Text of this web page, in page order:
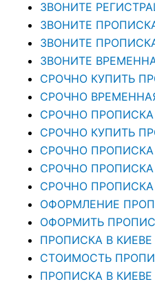
ЗВОНИТЕ
ЗВОНИТЕ
ЗВОНИТЕ
ЗВОНИТЕ
СРОЧНО КУПИТЬ
СРОЧНО
СРОЧНО ПРОПИСКА
СРОЧНО КУПИТЬ
CРОЧНО
СРОЧНО ПРОПИСКА
СРОЧНО ПРОПИСКА
ОФОРМЛЕНИЕ
ОФОРМИТЬ
ПРОПИСКА В
СТОИМОСТЬ
ПРОПИСКА В